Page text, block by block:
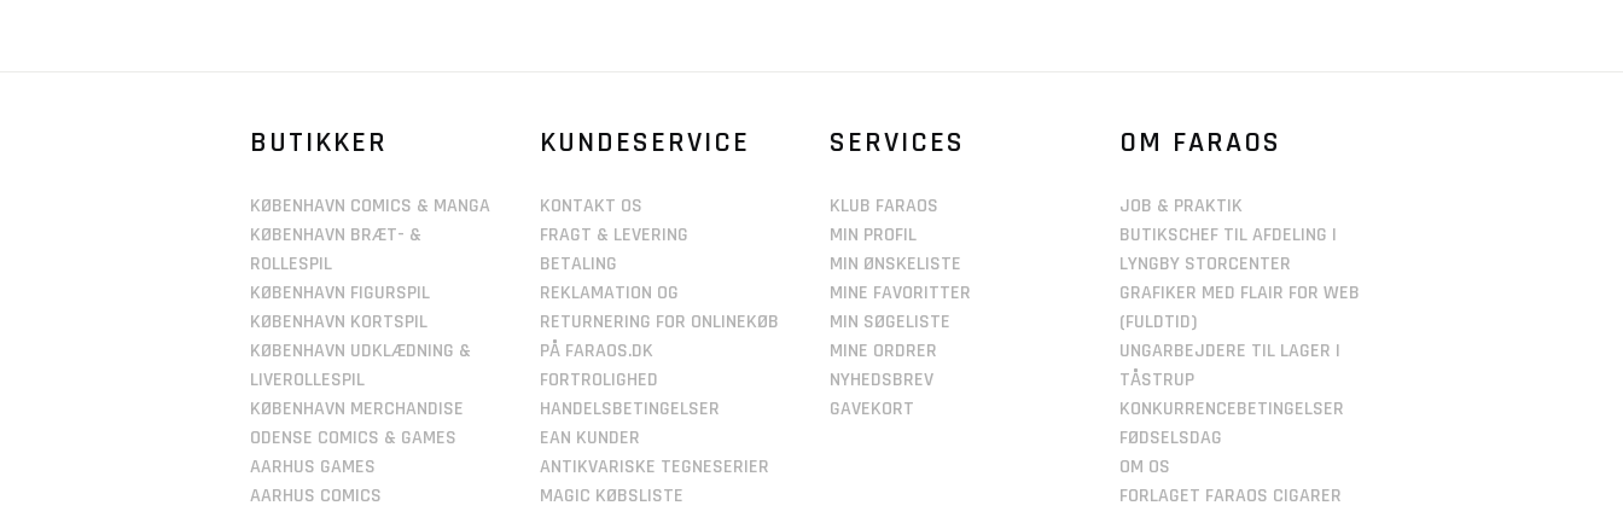
BUTIKKER
KØBENHAVN COMICS & MANGA
KØBENHAVN BRÆT- &
ROLLESPIL
KØBENHAVN FIGURSPIL
KØBENHAVN KORTSPIL
KØBENHAVN UDKLÆDNING &
LIVEROLLESPIL
KØBENHAVN MERCHANDISE
ODENSE COMICS & GAMES
AARHUS GAMES
AARHUS COMICS
KUNDESERVICE
KONTAKT OS
FRAGT & LEVERING
BETALING
REKLAMATION OG
RETURNERING FOR ONLINEKØB
PÅ FARAOS.DK
FORTROLIGHED
HANDELSBETINGELSER
EAN KUNDER
ANTIKVARISKE TEGNESERIER
MAGIC KØBSLISTE
SERVICES
KLUB FARAOS
MIN PROFIL
MIN ØNSKELISTE
MINE FAVORITTER
MIN SØGELISTE
MINE ORDRER
NYHEDSBREV
GAVEKORT
OM FARAOS
JOB & PRAKTIK
BUTIKSCHEF TIL AFDELING I
LYNGBY STORCENTER
GRAFIKER MED FLAIR FOR WEB
(FULDTID)
UNGARBEJDERE TIL LAGER I
TÅSTRUP
KONKURRENCEBETINGELSER
FØDSELSDAG
OM OS
FORLAGET FARAOS CIGARER